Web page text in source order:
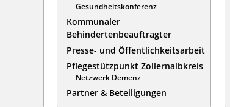
Gesundheitskonferenz
Kommunaler
Behindertenbeauftragter
Presse- und Öffentlichkeitsarbeit
Pflegestützpunkt Zollernalbkreis
Netzwerk Demenz
Partner & Beteiligungen